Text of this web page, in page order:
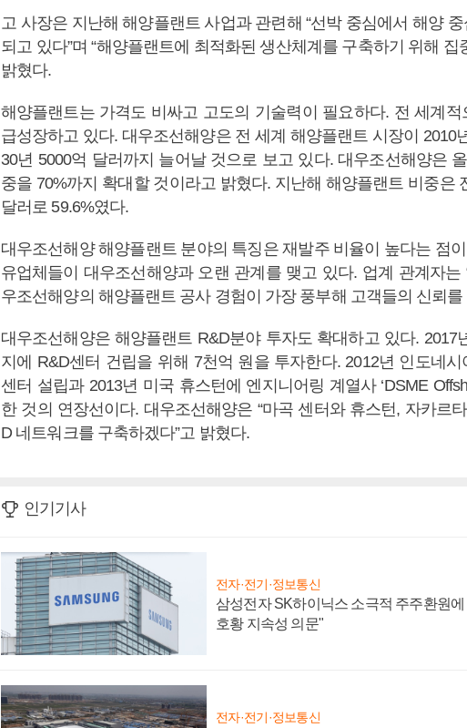
고 사장은 지난해 해양플랜트 사업과 관련해 “선박 중심에서 해양
되고 있다”며 “해양플랜트에 최적화된 생산체계를 구축하기 위해 집
밝혔다.
해양플랜트는 가격도 비싸고 고도의 기술력이 필요하다. 전 세계
급성장하고 있다. 대우조선해양은 전 세계 해양플랜트 시장이 2010
30년 5000억 달러까지 늘어날 것으로 보고 있다. 대우조선해양은
중을 70%까지 확대할 것이라고 밝혔다. 지난해 해양플랜트 비중은
달러로 59.6%였다.
대우조선해양 해양플랜트 분야의 특징은 재발주 비율이 높다는 점
유업체들이 대우조선해양과 오랜 관계를 맺고 있다. 업계 관계자는
우조선해양의 해양플랜트 공사 경험이 가장 풍부해 고객들의 신뢰를
대우조선해양은 해양플랜트 R&D분야 투자도 확대하고 있다. 2017
지에 R&D센터 건립을 위해 7천억 원을 투자한다. 2012년 인도네
센터 설립과 2013년 미국 휴스턴에 엔지니어링 계열사 ‘DSME
한 것의 연장선이다. 대우조선해양은 “마곡 센터와 휴스턴, 자카르
D 네트워크를 구축하겠다”고 밝혔다.
인기기사
전자·전기·정보통신
삼성전자 SK하이닉스 소극적 주주환원에
호황 지속성 의문"
전자·전기·정보통신